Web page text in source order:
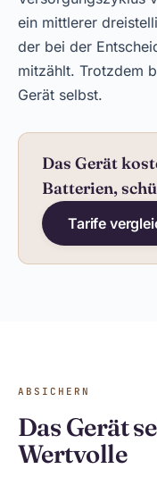
ein mittlerer
der bei der
mitzählt. Trotzdem
Gerät selbst.
Das Gerät
Batterien,
Tarife
ABSICHERN
Das Gerät
Wertvolle